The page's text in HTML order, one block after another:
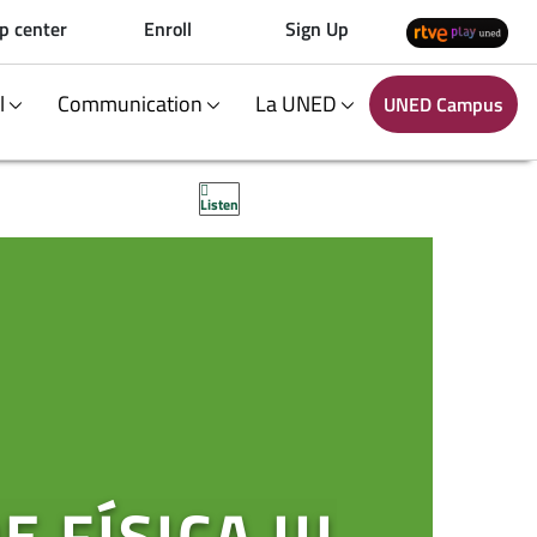
center Enroll Sign Up
Communication La UNED UNED Campus
Listen